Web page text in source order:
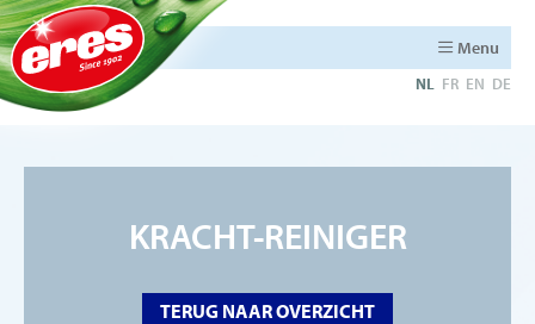
Menu
NL FR EN DE
KRACHT-REINIGER
TERUG NAAR OVERZICHT